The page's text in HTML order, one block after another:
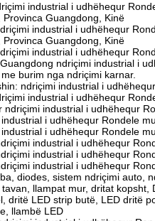
industrial i udhëhequr
Provinca Guangdong, Kinë
industrial i udhëhequr
Provinca Guangdong, Kinë
industrial i udhëhequr
ndriçimi industrial i
burim nga ndriçimi karnar.
ndriçimi industrial i
industrial i udhëhequr
ndriçimi industrial i udhëhequr
i udhëhequr Rondele
i udhëhequr Rondele
industrial i udhëhequr
industrial i udhëhequr
industrial i udhëhequr
diodes, sistem ndriçimi auto,
llampat mur, dritat kopsht,
dritë LED strip butë, LED dritë
llambë LED